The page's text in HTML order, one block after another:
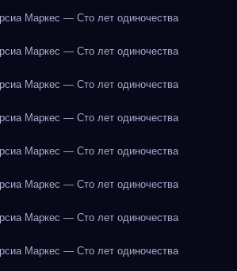
Маркес — Сто лет одиночества
Маркес — Сто лет одиночества
Маркес — Сто лет одиночества
Маркес — Сто лет одиночества
Маркес — Сто лет одиночества
Маркес — Сто лет одиночества
Маркес — Сто лет одиночества
Маркес — Сто лет одиночества